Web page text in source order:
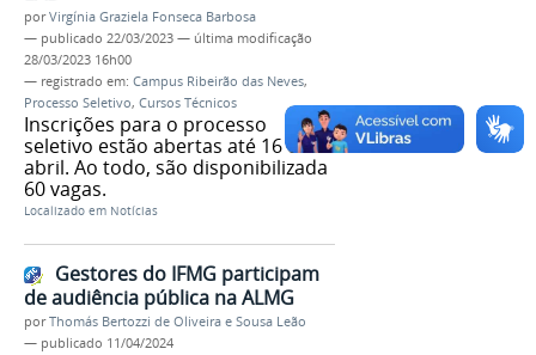
porVirgínia Graziela Fonseca Barbosa
— publicado 22/03/2023 — última modificação
28/03/2023 16h00
— registrado em: Campus Ribeirão das Neves,
Processo Seletivo, Cursos Técnicos
Inscrições para o processo
seletivo estão abertas até 16 de
abril. Ao todo, são disponibilizada
60 vagas.
Localizado em Notícias
Gestores do IFMG participam
de audiência pública na ALMG
porThomás Bertozzi de Oliveira e Sousa Leão
— publicado 11/04/2024